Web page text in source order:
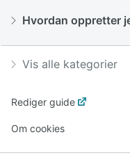
Hvordan oppretter
Vis alle kategorier
Rediger guide
Om cookies